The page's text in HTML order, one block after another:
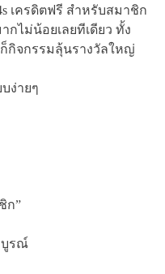
เครดิตฟรี สำหรับสมาชิก
ไม่น้อยเลยทีเดียว ทั้ง
กิจกรรมลุ้นรางวัลใหญ่
ง่ายๆ
ก”
บูรณ์